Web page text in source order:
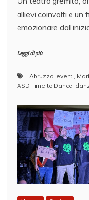
allievi coinvolti e un
emozionare
Leggi di più
Abruzzo eventi
ASD Time to Dance